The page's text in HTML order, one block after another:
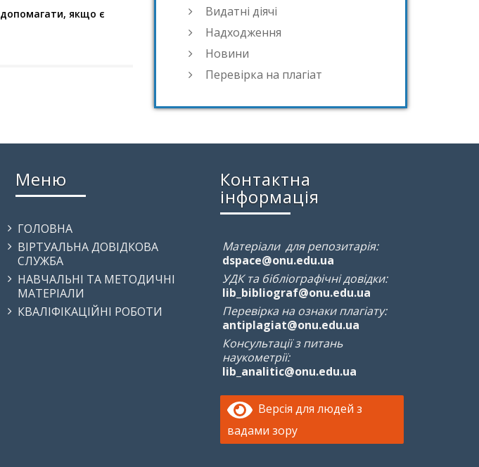
допомагати, якщо є
Видатні діячі
Надходження
Новини
Перевірка на плагіат
Меню
ГОЛОВНА
ВІРТУАЛЬНА ДОВІДКОВА
СЛУЖБА
НАВЧАЛЬНІ ТА МЕТОДИЧНІ
МАТЕРІАЛИ
КВАЛІФІКАЦІЙНІ РОБОТИ
Контактна
інформація
Матеріали для репозитарія:
dspace@onu.edu.ua
УДК та бібліографічні довідки:
lib_bibliograf@onu.edu.ua
Перевірка на ознаки плагіату:
antiplagiat@onu.edu.ua
Консультації з питань
наукометрії:
lib_analitic@onu.edu.ua
Версія для людей з
вадами зору